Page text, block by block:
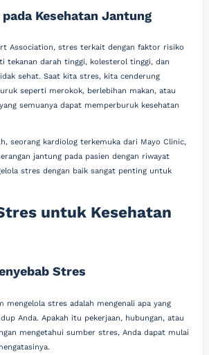
Kesehatan Jantung
Association, stres terkait dengan faktor risiko
tekanan darah tinggi, kolesterol tinggi, dan
sehat. Saat kita stres, kita cenderung
seperti merokok, berlebihan makan, atau
semuanya dapat memperburuk kesehatan
seorang kardiolog terkemuka dari Mayo Clinic,
jantung pada pasien dengan riwayat
stres dengan baik sangat penting untuk
untuk Kesehatan
Stres
mengelola stres adalah mengenali apa yang
Anda. Apakah itu pekerjaan, hubungan, atau
mengetahui sumber stres, Anda dapat mulai